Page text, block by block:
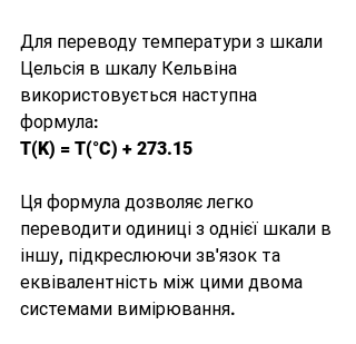
Для переводу температури з шкали
Цельсія в шкалу Кельвіна
використовується наступна
формула:
T(K) = T(°C) + 273.15
Ця формула дозволяє легко
переводити одиниці з однієї шкали в
іншу, підкреслюючи зв'язок та
еквівалентність між цими двома
системами вимірювання.